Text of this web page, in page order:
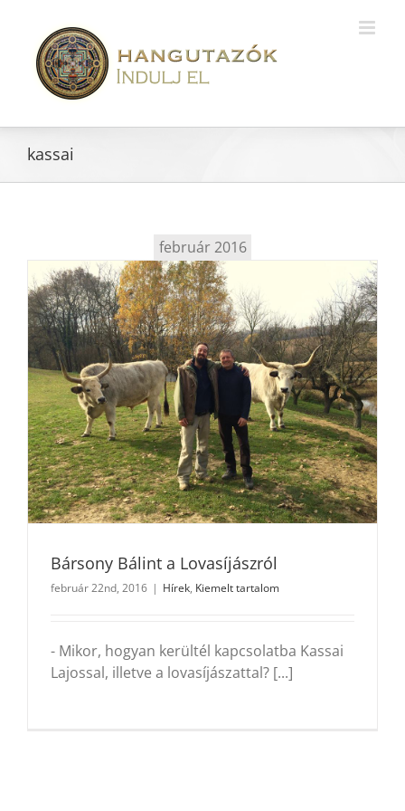
kassai
február 2016
Bársony Bálint a Lovasíjászról
február 22nd, 2016 | Hírek, Kiemelt tartalom
- Mikor, hogyan kerültél kapcsolatba Kassai
Lajossal, illetve a lovasíjászattal? [...]